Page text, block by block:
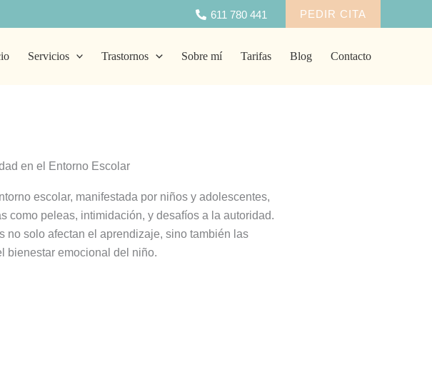
611 780 441 PEDIR CITA
Servicios Trastornos Sobre mí Tarifas Blog Contacto
en el Entorno Escolar
escolar, manifestada por niños y adolescentes,
como peleas, intimidación, y desafíos a la autoridad.
no solo afectan el aprendizaje, sino también las
bienestar emocional del niño.